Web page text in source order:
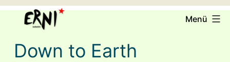
Zum
Inhalt
springen
ERNI
e.V.
Menü
Down to Earth